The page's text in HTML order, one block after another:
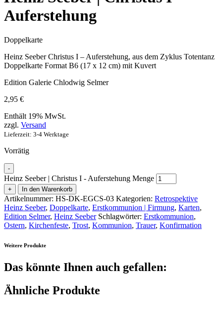
Auferstehung
Doppelkarte
Heinz Seeber Christus I – Auferstehung, aus dem Zyklus Totentanz
Doppelkarte Format B6 (17 x 12 cm) mit Kuvert
Edition Galerie Chlodwig Selmer
2,95 €
Enthält 19% MwSt.
zzgl. Versand
Lieferzeit: 3-4 Werktage
Vorrätig
-
Heinz Seeber | Christus I - Auferstehung Menge
+ In den Warenkorb
Artikelnummer: HS-DK-EGCS-03 Kategorien: Retrospektive
Heinz Seeber, Doppelkarte, Erstkommunion | Firmung, Karten,
Edition Selmer, Heinz Seeber Schlagwörter: Erstkommunion,
Ostern, Kirchenfeste, Trost, Kommunion, Trauer, Konfirmation
Weitere Produkte
Das könnte Ihnen auch gefallen:
Ähnliche Produkte